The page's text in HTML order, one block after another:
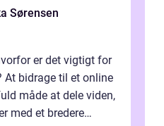
Sørensen
er det vigtigt for
At bidrage til et online
måde at dele viden,
med et bredere